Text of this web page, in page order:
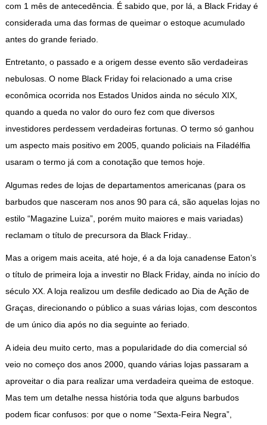
com 1 mês de antecedência. É sabido que, por lá, a Black Friday é
considerada uma das formas de queimar o estoque acumulado
antes do grande feriado.
Entretanto, o passado e a origem desse evento são verdadeiras
nebulosas. O nome Black Friday foi relacionado a uma crise
econômica ocorrida nos Estados Unidos ainda no século XIX,
quando a queda no valor do ouro fez com que diversos
investidores perdessem verdadeiras fortunas. O termo só ganhou
um aspecto mais positivo em 2005, quando policiais na Filadélfia
usaram o termo já com a conotação que temos hoje.
Algumas redes de lojas de departamentos americanas (para os
barbudos que nasceram nos anos 90 para cá, são aquelas lojas no
estilo “Magazine Luiza”, porém muito maiores e mais variadas)
reclamam o título de precursora da Black Friday..
Mas a origem mais aceita, até hoje, é a da loja canadense Eaton’s
o título de primeira loja a investir no Black Friday, ainda no início do
século XX. A loja realizou um desfile dedicado ao Dia de Ação de
Graças, direcionando o público a suas várias lojas, com descontos
de um único dia após no dia seguinte ao feriado.
A ideia deu muito certo, mas a popularidade do dia comercial só
veio no começo dos anos 2000, quando várias lojas passaram a
aproveitar o dia para realizar uma verdadeira queima de estoque.
Mas tem um detalhe nessa história toda que alguns barbudos
podem ficar confusos: por que o nome “Sexta-Feira Negra”,